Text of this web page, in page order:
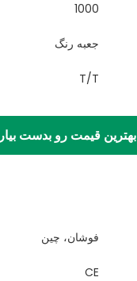
1000
جعبه رنگ
T/T
بهترین قیمت رو بدست بیار
فوشان، چین
CE